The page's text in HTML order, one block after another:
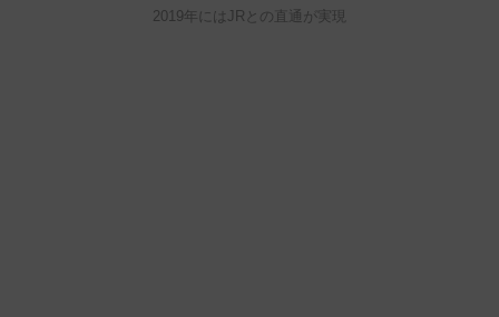
2019年にはJRとの直通が実現